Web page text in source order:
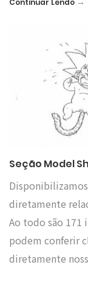
Continuar Lendo
Seção Model
diretamente
Ao todo são 171
podem conferir
diretamente